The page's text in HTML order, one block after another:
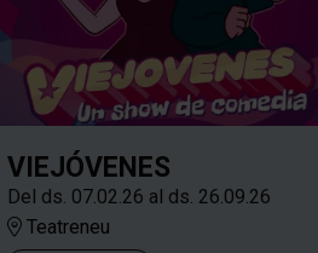
VIEJÓVENES
Del ds. 07.02.26 al ds. 26.09.26
Teatreneu